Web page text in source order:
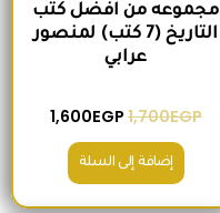
مجموعه من افضل كتب
التاريخ (7 كتب) لمنصور
عرابي
1,700EGP
1,600EGP
إضافة إلى السلة